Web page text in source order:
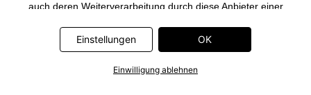
auch deren Weiterverarbeitung durch diese Anbieter einer
Deine pseudonymisierten Daten erst dann übermittelt, wenn Du
auf den in dem Banner auf bonprix.de wiedergebenden Button
Unternehmen: Meta Platforms Ireland Limited, Google Ireland
Einstellungen OK
Einwilligung ablehnen